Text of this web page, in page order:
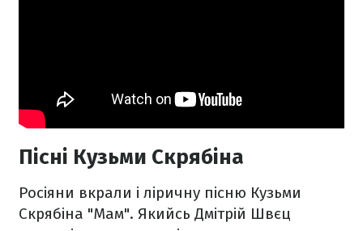
Пісні Кузьми Скрябіна
Росіяни вкрали і ліричну пісню Кузьми
Скрябіна "Мам". Якийсь Дмітрій Швєц